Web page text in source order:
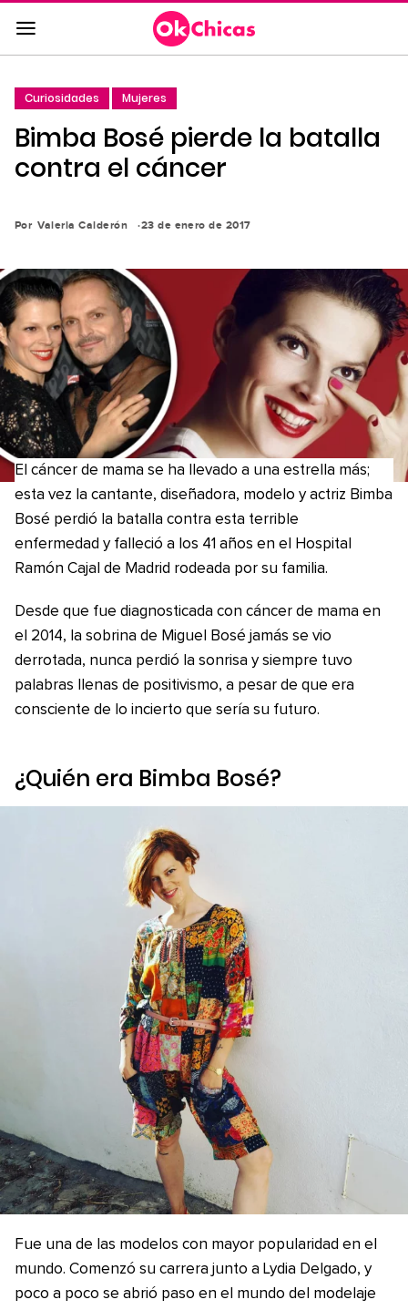
Saltar
al
contenido
a
la
navegación
Curiosidades Mujeres
Bimba Bosé pierde la batalla
contra el cáncer
Por Valeria Calderón 23 de enero de 2017
El cáncer de mama se ha llevado a una estrella más;
esta vez la cantante, diseñadora, modelo y actriz Bimba
Bosé perdió la batalla contra esta terrible
enfermedad y falleció a los 41 años en el Hospital
Ramón Cajal de Madrid rodeada por su familia.
Desde que fue diagnosticada con cáncer de mama en
el 2014, la sobrina de Miguel Bosé jamás se vio
derrotada, nunca perdió la sonrisa y siempre tuvo
palabras llenas de positivismo, a pesar de que era
consciente de lo incierto que sería su futuro.
¿Quién era Bimba Bosé?
Fue una de las modelos con mayor popularidad en el
mundo. Comenzó su carrera junto a Lydia Delgado, y
poco a poco se abrió paso en el mundo del modelaje